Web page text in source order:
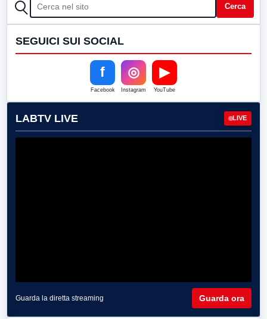
CERCA Cerca
SEGUICI SUI SOCIAL
f
Facebook
◎
Instagram
▶
YouTube
LABTV LIVE LIVE
Guarda la diretta streaming Guarda ora